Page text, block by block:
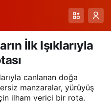
İlk Işıklarıyla
canlanan doğa
manzaralar, yürüyüş
ilham verici bir rota.
Paylaş